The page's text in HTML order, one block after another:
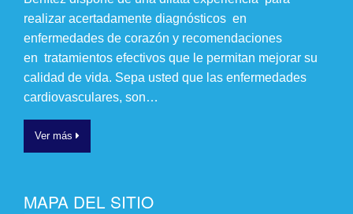
realizar acertadamente diagnósticos en
enfermedades de corazón y recomendaciones
en tratamientos efectivos que le permitan mejorar su
calidad de vida. Sepa usted que las enfermedades
cardiovasculares, son…
Ver más
MAPA DEL SITIO